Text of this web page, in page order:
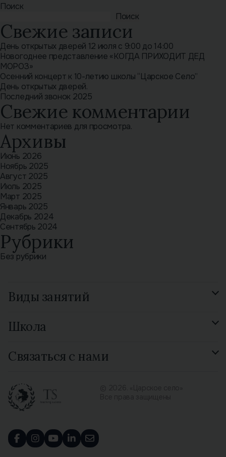
Поиск
Поиск
Свежие записи
День открытых дверей 12 июля с 9:00 до 14:00
Новогоднее представление «КОГДА ПРИХОДИТ ДЕД
МОРОЗ»
Осенний концерт к 10-летию школы “Царское Село”
День открытых дверей.
Последний звонок 2025
Свежие комментарии
Нет комментариев для просмотра.
Архивы
Июнь 2026
Ноябрь 2025
Август 2025
Июль 2025
Март 2025
Январь 2025
Декабрь 2024
Сентябрь 2024
Рубрики
Без рубрики
Виды занятий
GCSE Russian
Школа
Библиотека
Связаться с нами